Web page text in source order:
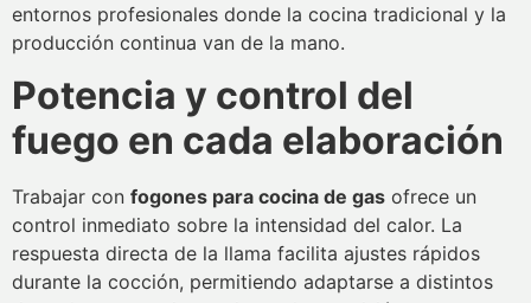
entornos profesionales donde la cocina tradicional y la
producción continua van de la mano.
Potencia y control del
fuego en cada elaboración
Trabajar con fogones para cocina de gas ofrece un
control inmediato sobre la intensidad del calor. La
respuesta directa de la llama facilita ajustes rápidos
durante la cocción, permitiendo adaptarse a distintos